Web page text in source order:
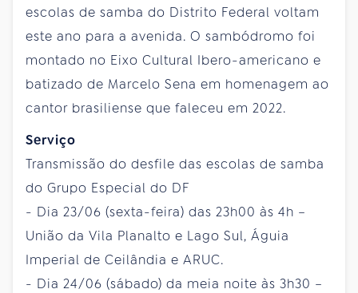
escolas de samba do Distrito Federal voltam
este ano para a avenida. O sambódromo foi
montado no Eixo Cultural Ibero-americano e
batizado de Marcelo Sena em homenagem ao
cantor brasiliense que faleceu em 2022.
Serviço
Transmissão do desfile das escolas de samba
do Grupo Especial do DF
- Dia 23/06 (sexta-feira) das 23h00 às 4h –
União da Vila Planalto e Lago Sul, Águia
Imperial de Ceilândia e ARUC.
- Dia 24/06 (sábado) da meia noite às 3h30 –